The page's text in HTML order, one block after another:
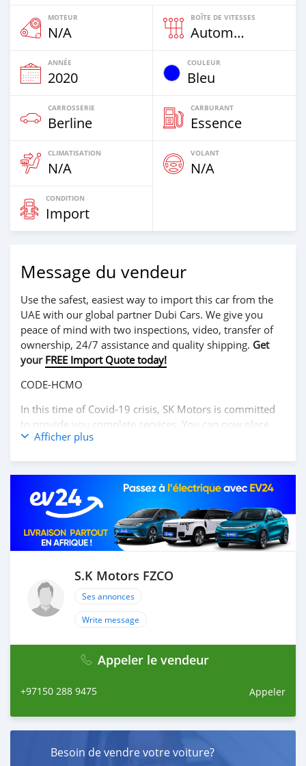
MOTEUR
N/A
BOÎTE DE VITESSES
Automatique
ANNÉE
2020
COULEUR
Bleu
CARROSSERIE
Berline
CARBURANT
Essence
CLIMATISATION
N/A
VOLANT
N/A
CONDITION
Import
Message du vendeur
Use the safest, easiest way to import this car from the
UAE with our global partner Dubi Cars. We give you
peace of mind with two inspections, video, transfer of
ownership, 24/7 assistance and quality shipping. Get
your FREE Import Quote today!
CODE-HCMO
In this time of Covid-19 crisis, SK Motors is committed
to provide you complete services. You can now place
your order online, and we will ship your car to your
2. We will send you detailed pictures, videos of the car,
and show you the car on online video call conference. 3.
Once we agree on a certain price, we will send you a
proforma invoice for the banking transaction. 4. After
you pay the car price, we arrange your shipment, and
your car, we send you the BL copy confirmation. 6.
Once you receive your car, you confirm us, and we are
done with the process. We are taking these steps to
ensure that our clients do not have to Travel. And please
satisfaction. We are always here, to help you, and guide
Afficher plus
S.K Motors FZCO
Ses annonces
Write message
Appeler le vendeur
+97150 288 9475 Appeler
Besoin de vendre votre voiture?